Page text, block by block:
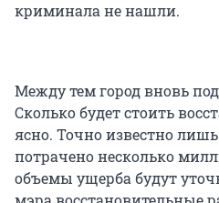
криминала не нашли.
Между тем город вновь
Сколько будет стоить
ясно. Точно известно лишь
потрачено несколько
объемы ущерба будут